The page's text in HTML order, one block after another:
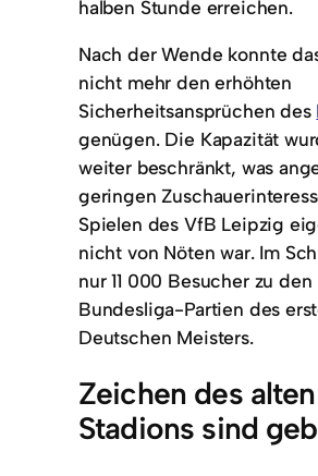
halben Stunde erreichen.
Nach der Wende konnte
nicht mehr den erhöhten
Sicherheitsansprüchen des
genügen. Die Kapazität
weiter beschränkt, was
geringen
Spielen des VfB Leipzig
nicht von Nöten war. Im
nur 11 000 Besucher zu den
Bundesliga-Partien des
Deutschen Meisters.
Zeichen des alten
Stadions sind